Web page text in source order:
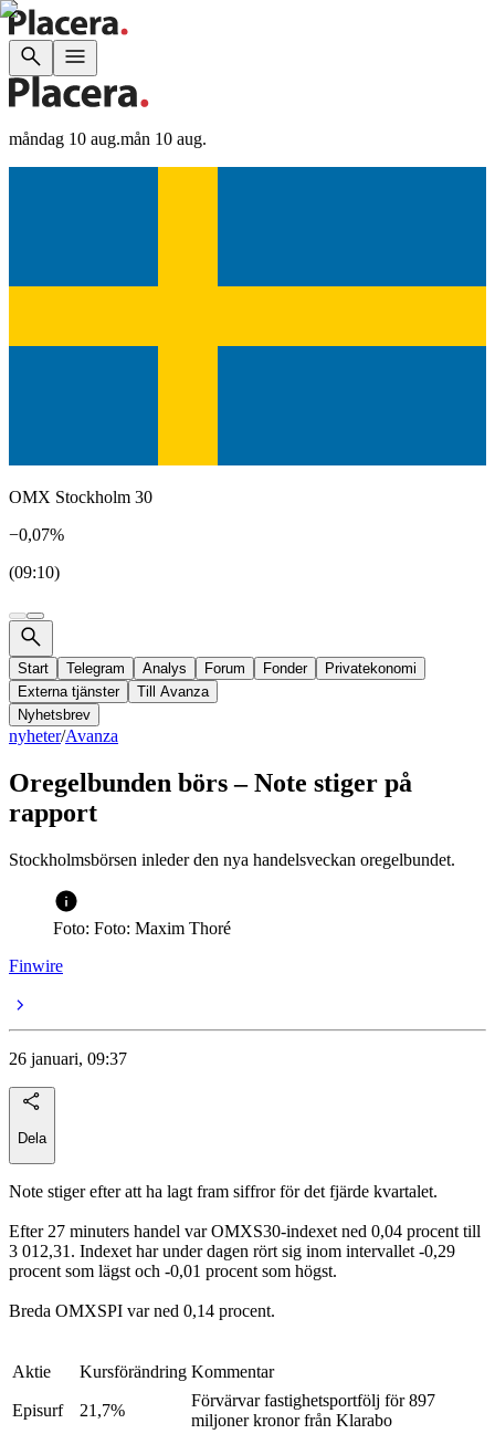
måndag 10 aug.mån 10 aug.
OMX Stockholm 30
−0,07%
(09:10)
Start Telegram Analys Forum Fonder
Privatekonomi
Externa tjänster
Till Avanza
Nyhetsbrev
nyheter/Avanza
Oregelbunden börs – Note stiger på
rapport
Stockholmsbörsen inleder den nya handelsveckan oregelbundet.
Foto: Foto: Maxim Thoré
Finwire
26 januari, 09:37
Dela
Note stiger efter att ha lagt fram siffror för det fjärde kvartalet.
Efter 27 minuters handel var OMXS30-indexet ned 0,04 procent till
3 012,31. Indexet har under dagen rört sig inom intervallet -0,29
procent som lägst och -0,01 procent som högst.
Breda OMXSPI var ned 0,14 procent.
Aktie Kursförändring Kommentar
Episurf 21,7%
Förvärvar fastighetsportfölj för 897
miljoner kronor från Klarabo